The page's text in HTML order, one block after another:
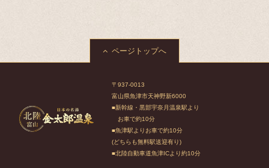
ページトップへ
〒937-0013
富山県魚津市天神野新6000
■新幹線・黒部宇奈月温泉駅より
お車で約10分
■魚津駅よりお車で約10分
(どちらも無料駅送迎有り)
■北陸自動車道魚津ICより約10分